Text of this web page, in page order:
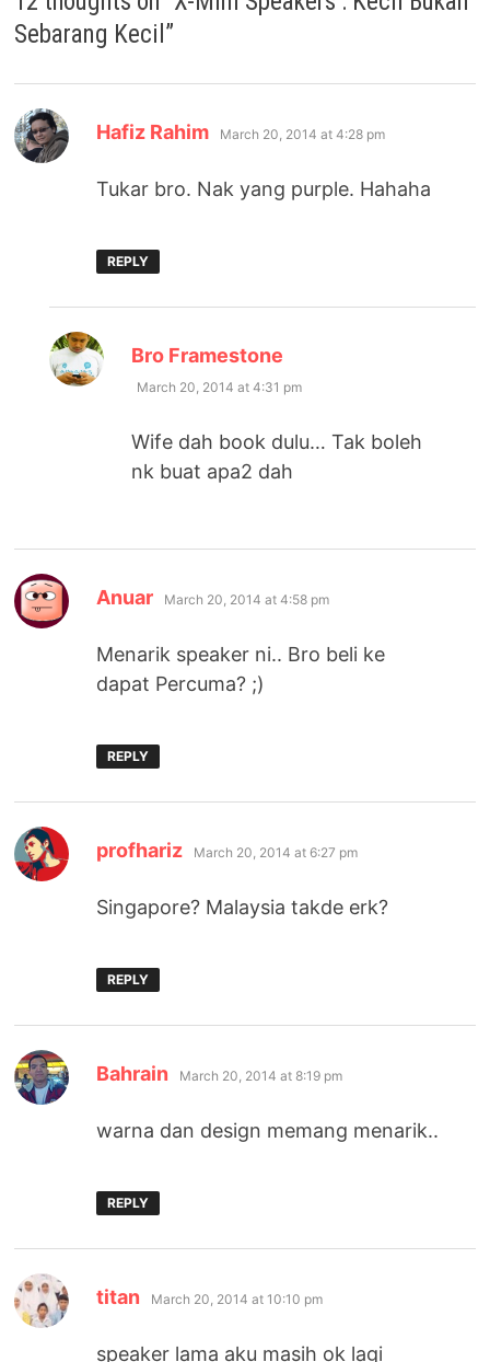
Sebarang Kecil ”
Hafiz Rahim says:
March 20, 2014 at 4:28 pm
Tukar bro. Nak yang purple. Hahaha
REPLY
Bro Framestone
March 20, 2014 at 4:31 pm
Wife dah book dulu… Tak boleh
nk buat apa2 dah
Anuar says:
March 20, 2014 at 4:58 pm
Menarik speaker ni.. Bro beli ke
dapat Percuma? ;)
REPLY
profhariz says:
March 20, 2014 at 6:27 pm
Singapore? Malaysia takde erk?
REPLY
Bahrain says:
March 20, 2014 at 8:19 pm
warna dan design memang menarik..
REPLY
titan says:
March 20, 2014 at 10:10 pm
speaker lama aku masih ok lagi